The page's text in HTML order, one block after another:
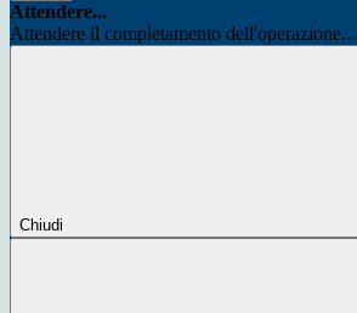
Attendere...
Attendere il completamento dell'operazione...
Chiudi